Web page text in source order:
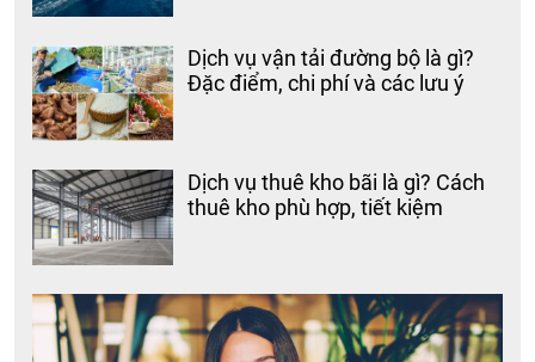
Dịch vụ vận tải đường bộ là gì?
Đặc điểm, chi phí và các lưu ý
Dịch vụ thuê kho bãi là gì? Cách
thuê kho phù hợp, tiết kiệm